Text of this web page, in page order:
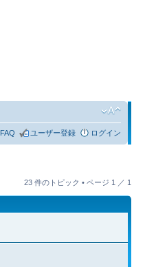
FAQ ユーザー登録 ログイン
23 件のトピック • ページ 1 ／ 1